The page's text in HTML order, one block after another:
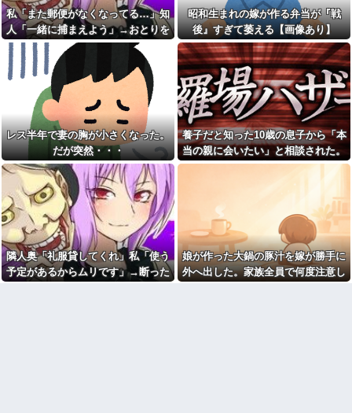
会話が聞こえてきた。その内容
が、旦那と離婚したくてでっち
上げのDV証拠を...
嫁からもらったクリスマスプ
レゼントが育毛剤だった。フサ
フサでピチピチの30歳だけど育
毛剤だった
寺田心、週6ジム通いで体重
62kg→82kgに 110kgのベンチ
プレス持ち上げる姿披露
日産e-power、無給油で
1980km走行しギネス記録を達
成！→山頂から下ってるだけで
した…
【画像】森高千里(55) 「ミニ
スカートはとてもムリよ若い子
には負けるわ」←ワイらにはブ
ッ刺さりまくってしまうw w w
w w w
女芸人の吉住さん（36）メイ
クしたら普通に美人の部類だっ
たと判明ｗｗｗｗｗｗｗｗｗ
【悲報】フラッシュモブなの
人』が泣き叫ぶ地獄絵図へ
スーパーで小エビの天ぷら
（１２尾入り４８０円）を買っ
た。レジ係の人「５７６０円で
す」私「えっ！？間違いじゃな
いですか？」レジ「いや、４８
０円は１匹の値段なので」
【悲報】女球審、高校球児に
キレられてしまう
【修羅場】間男に濡れ衣を着
せられたサレ夫の反撃がエグす
ぎるｗｗｗｗ
スーパーのクイズに応募した
のがきっかけでヤバい男に粘着
パーからしたらお前がクレーマ
ー！」→おかしいなと思った
【悲惨】嫁の離婚の決意が固
すぎて悲惨すぎる理由がこちら...
24歳年収550万ワイ、高級車も
豪邸も買えない人生が確定して
私「また郵便がなくなってる…」知
人「一緒に捕まえよう」→おとりを
仕掛けたら泥奥がまんまと引っかか
昭和生まれの嫁が作る弁当が『戦
後』すぎて萎える【画像あり】
レス半年で妻の胸が小さくなった。
だが突然・・・
養子だと知った10歳の息子から「本
当の親に会いたい」と相談された。
正直に答えたら夫婦関係が急変し
隣人奥「礼服貸してくれ」私「使う
予定があるからムリです」→断った
娘が作った大鍋の豚汁を嫁が勝手に
外へ出した。家族全員で何度注意し